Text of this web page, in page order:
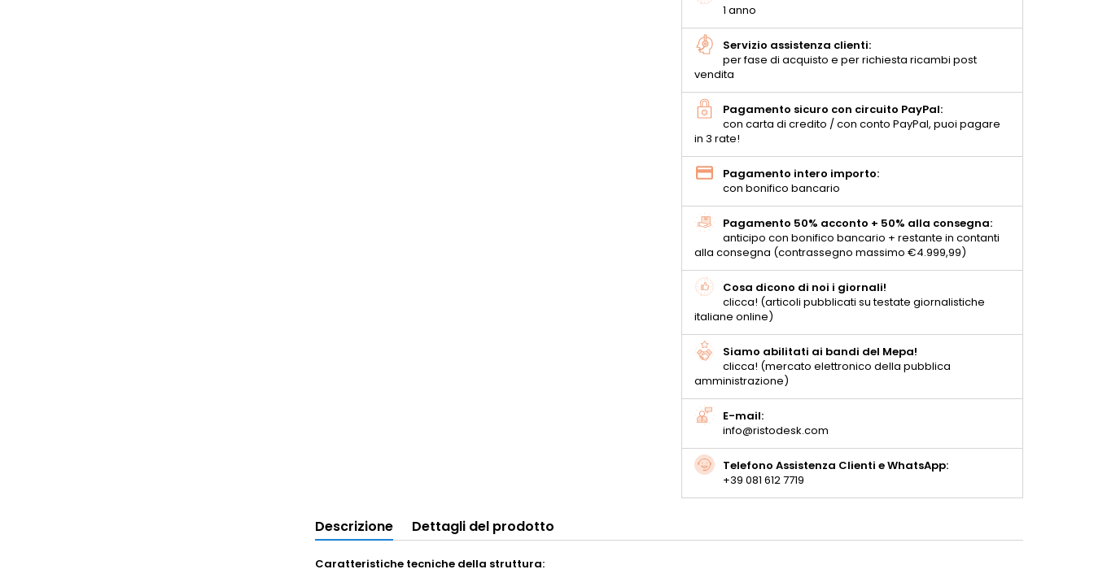
1 anno
Servizio assistenza clienti:
per fase di acquisto e per richiesta ricambi post
vendita
Pagamento sicuro con circuito PayPal:
con carta di credito / con conto PayPal, puoi pagare
in 3 rate!
Pagamento intero importo:
con bonifico bancario
Pagamento 50% acconto + 50% alla consegna:
anticipo con bonifico bancario + restante in contanti
alla consegna (contrassegno massimo €4.999,99)
Cosa dicono di noi i giornali!
clicca! (articoli pubblicati su testate giornalistiche
italiane online)
Siamo abilitati ai bandi del Mepa!
clicca! (mercato elettronico della pubblica
amministrazione)
E-mail:
info@ristodesk.com
Telefono Assistenza Clienti e WhatsApp:
+39 081 612 7719
Descrizione Dettagli del prodotto
Caratteristiche tecniche della struttura: